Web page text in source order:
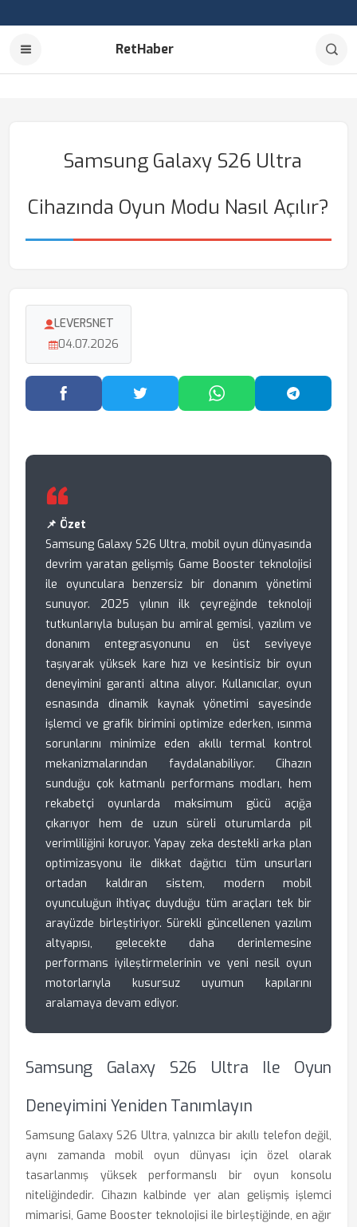
RetHaber
Samsung Galaxy S26 Ultra
Cihazında Oyun Modu Nasıl Açılır?
LEVERSNET
04.07.2026
Facebook'ta PaylaşTwitter'da PaylaşWhatsApp'ta Paylaş
📌 Özet
Samsung Galaxy S26 Ultra, mobil oyun dünyasında
devrim yaratan gelişmiş Game Booster teknolojisi
ile oyunculara benzersiz bir donanım yönetimi
sunuyor. 2025 yılının ilk çeyreğinde teknoloji
tutkunlarıyla buluşan bu amiral gemisi, yazılım ve
donanım entegrasyonunu en üst seviyeye
taşıyarak yüksek kare hızı ve kesintisiz bir oyun
deneyimini garanti altına alıyor. Kullanıcılar, oyun
esnasında dinamik kaynak yönetimi sayesinde
işlemci ve grafik birimini optimize ederken, ısınma
sorunlarını minimize eden akıllı termal kontrol
mekanizmalarından faydalanabiliyor. Cihazın
sunduğu çok katmanlı performans modları, hem
rekabetçi oyunlarda maksimum gücü açığa
çıkarıyor hem de uzun süreli oturumlarda pil
verimliliğini koruyor. Yapay zeka destekli arka plan
optimizasyonu ile dikkat dağıtıcı tüm unsurları
ortadan kaldıran sistem, modern mobil
oyunculuğun ihtiyaç duyduğu tüm araçları tek bir
arayüzde birleştiriyor. Sürekli güncellenen yazılım
altyapısı, gelecekte daha derinlemesine
performans iyileştirmelerinin ve yeni nesil oyun
motorlarıyla kusursuz uyumun kapılarını
aralamaya devam ediyor.
Samsung Galaxy S26 Ultra Ile Oyun
Deneyimini Yeniden Tanımlayın
Samsung Galaxy S26 Ultra, yalnızca bir akıllı telefon değil,
aynı zamanda mobil oyun dünyası için özel olarak
tasarlanmış yüksek performanslı bir oyun konsolu
niteliğindedir. Cihazın kalbinde yer alan gelişmiş işlemci
mimarisi, Game Booster teknolojisi ile birleştiğinde, en ağır